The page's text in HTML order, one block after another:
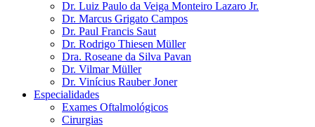
Dr. Luiz Paulo da Veiga Monteiro Lazaro Jr.
Dr. Marcus Grigato Campos
Dr. Paul Francis Saut
Dr. Rodrigo Thiesen Müller
Dra. Roseane da Silva Pavan
Dr. Vilmar Müller
Dr. Vinícius Rauber Joner
Especialidades
Exames Oftalmológicos
Cirurgias